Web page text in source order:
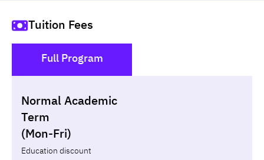
Tuition Fees
Full Program
Normal Academic
Term
(Mon-Fri)
Education discount
LoanNon-loan
Year Term